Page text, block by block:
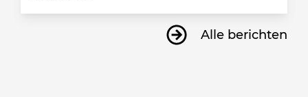
Alle berichten